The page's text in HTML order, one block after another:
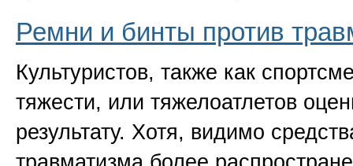
Ремни и бинты против
Культуристов, также как
тяжести, или тяжелоатлетов
результату. Хотя, видимо